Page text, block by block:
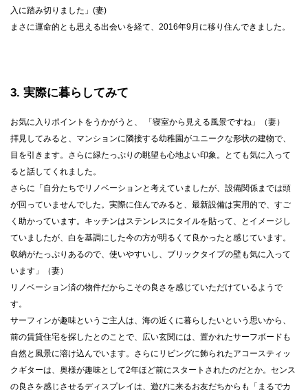
入に踏み切りました」(妻)
まさに運命的とも思える出会いを経て、2016年9月に移り住んできました。
3 実際に暮らしてみて
お気に入りポイントをうかがうと、 「寝室から見える風景ですね」（妻）
拝見してみると、マンションに隣接する幼稚園がユニークな形状の建物で、
目を引きます。さらに緑たっぷりの眺望も心地よい印象。とても気に入って
ると話してくれました。
さらに「自分たちでリノベーションと考えていましたが、設備関係までは頭
が回っていませんでした。実際に住んでみると、最新設備は実用的で、すご
く助かっています。キッチンはステンレスにタイルを貼って、とイメージし
ていましたが、白を基調にした今の方が明るくて良かったと感じています。
収納がたっぷりあるので、使いやすいし、ブリックタイプの壁も気に入って
います」（妻）
リノベーション済の物件だからこその良さを感じていただけているようで
す。
サーフィンが趣味というご主人は、海の近くに暮らしたいという思いから、
前の賃貸住宅を探したとのことで、広い玄関には、置かれたサーフボードも
自然と風景に溶け込んでいます。さらにリビングに飾られたアコースティッ
クギターは、奥様が趣味として2年ほど前にスタートされたのだとか。センス
の良さを感じさせるディスプレイは、遊びに来るお友だちからも「まるでカ